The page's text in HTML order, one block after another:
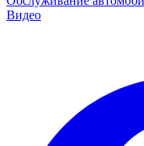
Видео